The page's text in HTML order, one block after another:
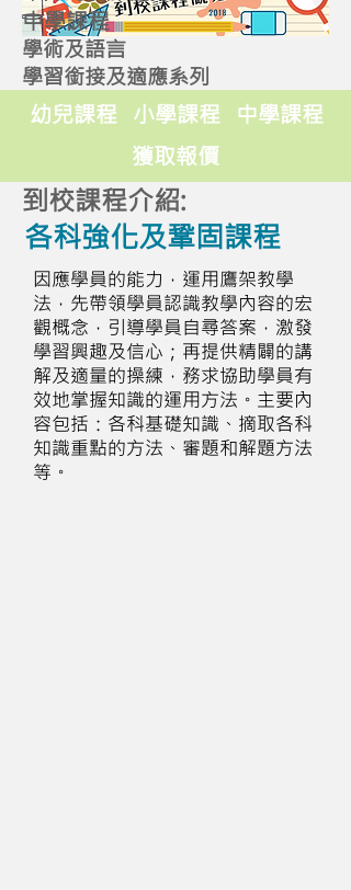
中學課程
學術及語言
學習銜接及適應系列
幼兒課程 小學課程
中學課程
獲取報價
到校課程介紹:
各科強化及鞏固課程
因應學員的能力，運用鷹架教學
法，先帶領學員認識教學內容的宏
觀概念，引導學員自尋答案，激發
學習興趣及信心；再提供精闢的講
解及適量的操練，務求協助學員有
效地掌握知識的運用方法。主要內
容包括：各科基礎知識、摘取各科
知識重點的方法、審題和解題方法
等。